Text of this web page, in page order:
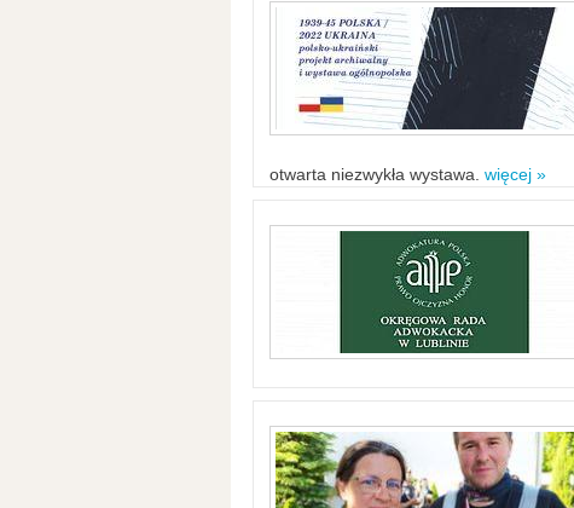
otwarta niezwykła wystawa. więcej »